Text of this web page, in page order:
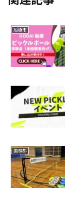
船橋市
国頭郡